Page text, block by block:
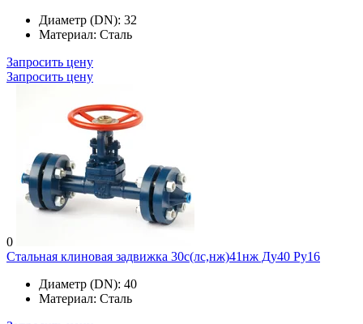
Диаметр (DN): 32
Материал: Сталь
Запросить цену
Запросить цену
0
Стальная клиновая задвижка 30с(лс,нж)41нж Ду40 Ру16
Диаметр (DN): 40
Материал: Сталь